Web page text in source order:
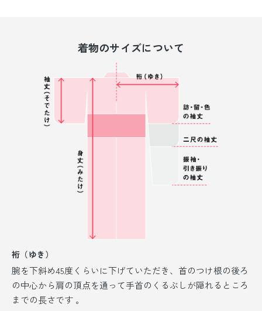
着物のサイズについて
裄（ゆき）
腕を下斜め45度くらいに下げていただき、首のつけ根の後ろ
の中心から肩の頂点を通って手首のくるぶしが隠れるところ
までの長さです 。